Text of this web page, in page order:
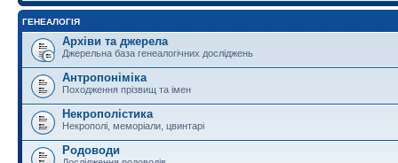
ГЕНЕАЛОГІЯ
Архіви та джерела
Джерельна база генеалогічних досліджень
Антропоніміка
Походження прізвищ та імен
Некрополістика
Некрополі, меморіали, цвинтарі
Родоводи